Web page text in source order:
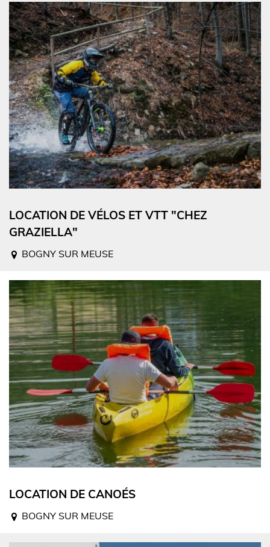
LOCATION DE VÉLOS ET VTT "CHEZ
GRAZIELLA"
BOGNY SUR MEUSE
LOCATION DE CANOÉS
BOGNY SUR MEUSE